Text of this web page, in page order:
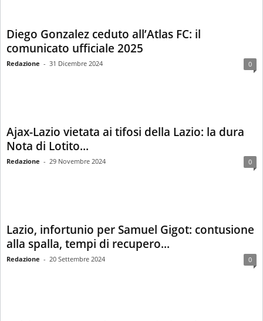
Diego Gonzalez ceduto all’Atlas FC: il
comunicato ufficiale 2025
Redazione - 31 Dicembre 2024 0
Ajax-Lazio vietata ai tifosi della Lazio: la dura
Nota di Lotito...
Redazione - 29 Novembre 2024 0
Lazio, infortunio per Samuel Gigot: contusione
alla spalla, tempi di recupero...
Redazione - 20 Settembre 2024 0